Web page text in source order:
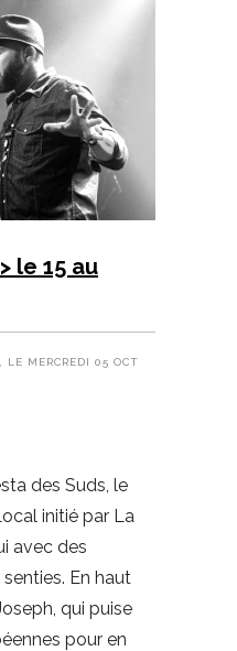
le 15 au
, LE MERCREDI 05 OCT
des Suds, le
initié par La
avec des
En haut
qui puise
pour en